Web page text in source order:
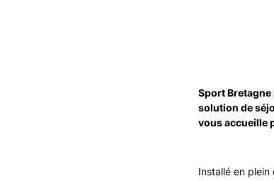
Sport
solution de
vous accueille
Installé en plein